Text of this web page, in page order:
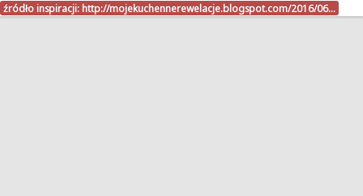
źródło inspiracji: http://mojekuchennerewelacje.blogspot.com/2016/06…